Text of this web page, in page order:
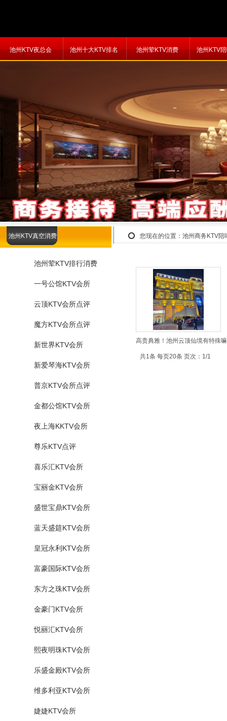
池州KTV夜总会 池州十大KTV排名 池州荤KTV消费 池州KTV
您现在的位置： 池州商务KTV陪
池州KTV真空消费
池州荤KTV排行消费
一号公馆KTV会所
云顶KTV会所点评
魔方KTV会所点评
新世界KTV会所
新爱琴海KTV会所
普京KTV会所点评
金都公馆KTV会所
夜上海KKTV会所
尊乐KTV点评
喜乐汇KTV会所
宝丽金KTV会所
盛世宝鼎KTV会所
蓝天盛筵KTV会所
皇冠永利KTV会所
富豪国际KTV会所
东方之珠KTV会所
金豪门KTV会所
悦丽汇KTV会所
熙夜明珠KTV会所
乐盛金殿KTV会所
维多利亚KTV会所
婕婕KTV会所
高贵典雅！池州云顶仙境有特殊
共1条 每页20条 页次：1/1